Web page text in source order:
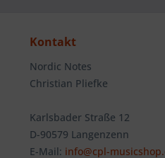
Kontakt
Nordic Notes
Christian Pliefke
Karlsbader Straße 12
D-90579 Langenzenn
E-Mail: info@cpl-